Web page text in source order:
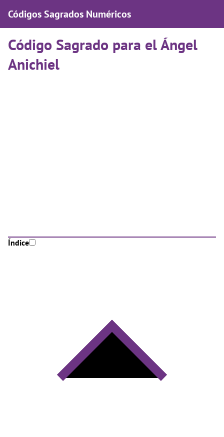
Códigos Sagrados Numéricos
Código Sagrado para el Ángel
Anichiel
Índice